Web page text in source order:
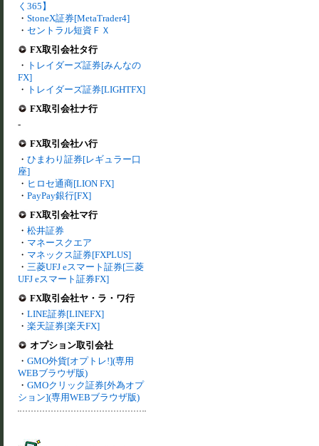
く365】
・ StoneX証券[MetaTrader4]
・ セントラル短資ＦＸ
FX取引会社タ行
・ トレイダーズ証券[みんなの
FX]
・ トレイダーズ証券[LIGHTFX]
FX取引会社ナ行
-
FX取引会社ハ行
・ ひまわり証券[レギュラー口
座]
・ ヒロセ通商[LION FX]
・ PayPay銀行[FX]
FX取引会社マ行
・ 松井証券
・ マネースクエア
・ マネックス証券[FXPLUS]
・ 三菱UFJ eスマート証券[三菱
UFJ eスマート証券FX]
FX取引会社ヤ・ラ・ワ行
・ LINE証券[LINEFX]
・ 楽天証券[楽天FX]
オプション取引会社
・ GMO外貨[オプトレ!](専用
WEBブラウザ版)
・ GMOクリック証券[外為オプ
ション](専用WEBブラウザ版)